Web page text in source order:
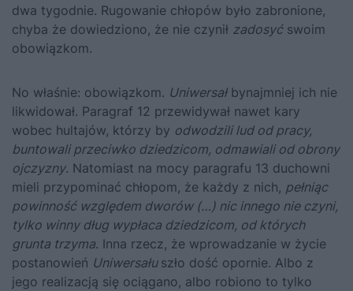
dwa tygodnie. Rugowanie chłopów było zabronione,
chyba że dowiedziono, że nie czynił zadosyćswoim
obowiązkom.
No właśnie: obowiązkom. Uniwersałbynajmniej ich nie
likwidował. Paragraf 12 przewidywał nawet kary
wobec hultajów, którzy by odwodzili lud od pracy,
buntowali przeciwko dziedzicom, odmawiali od obrony
ojczyzny. Natomiast na mocy paragrafu 13 duchowni
mieli przypominać chłopom, że każdy z nich, pełniąc
powinność względem dworów (…) nic innego nie czyni,
tylko winny dług wypłaca dziedzicom, od których
grunta trzyma. Inna rzecz, że wprowadzanie w życie
postanowień Uniwersału szło dość opornie. Albo z
jego realizacją się ociągano, albo robiono to tylko